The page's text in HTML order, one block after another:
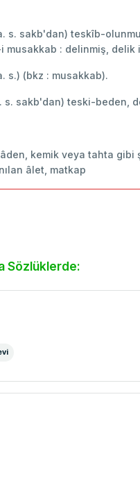
s. sakb'dan) teskîb-
musakkab : delinmiş, delik
s.) (bkz : musakkab).
s. sakb'dan) teski-beden,
kemik veya tahta gibi
âlet, matkap
Sözlüklerde: